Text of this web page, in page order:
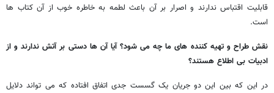
قابلیت اقتباس ندارند و اصرار بر آن باعث لطمه به خاطره خوب از آن کتاب ها
است.
نقش طراح و تهیه کننده های ما چه می شود؟ آیا آن ها دستی بر آتش ندارند و از
ادبیات بی اطلاع هستند؟
در این که بین این دو جریان یک گسست جدی اتفاق افتاده که می تواند دلایل